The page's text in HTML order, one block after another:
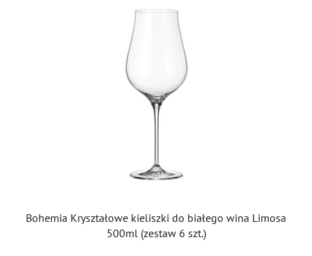
Bohemia Kryształowe kieliszki do białego wina Limosa
500ml (zestaw 6 szt.)